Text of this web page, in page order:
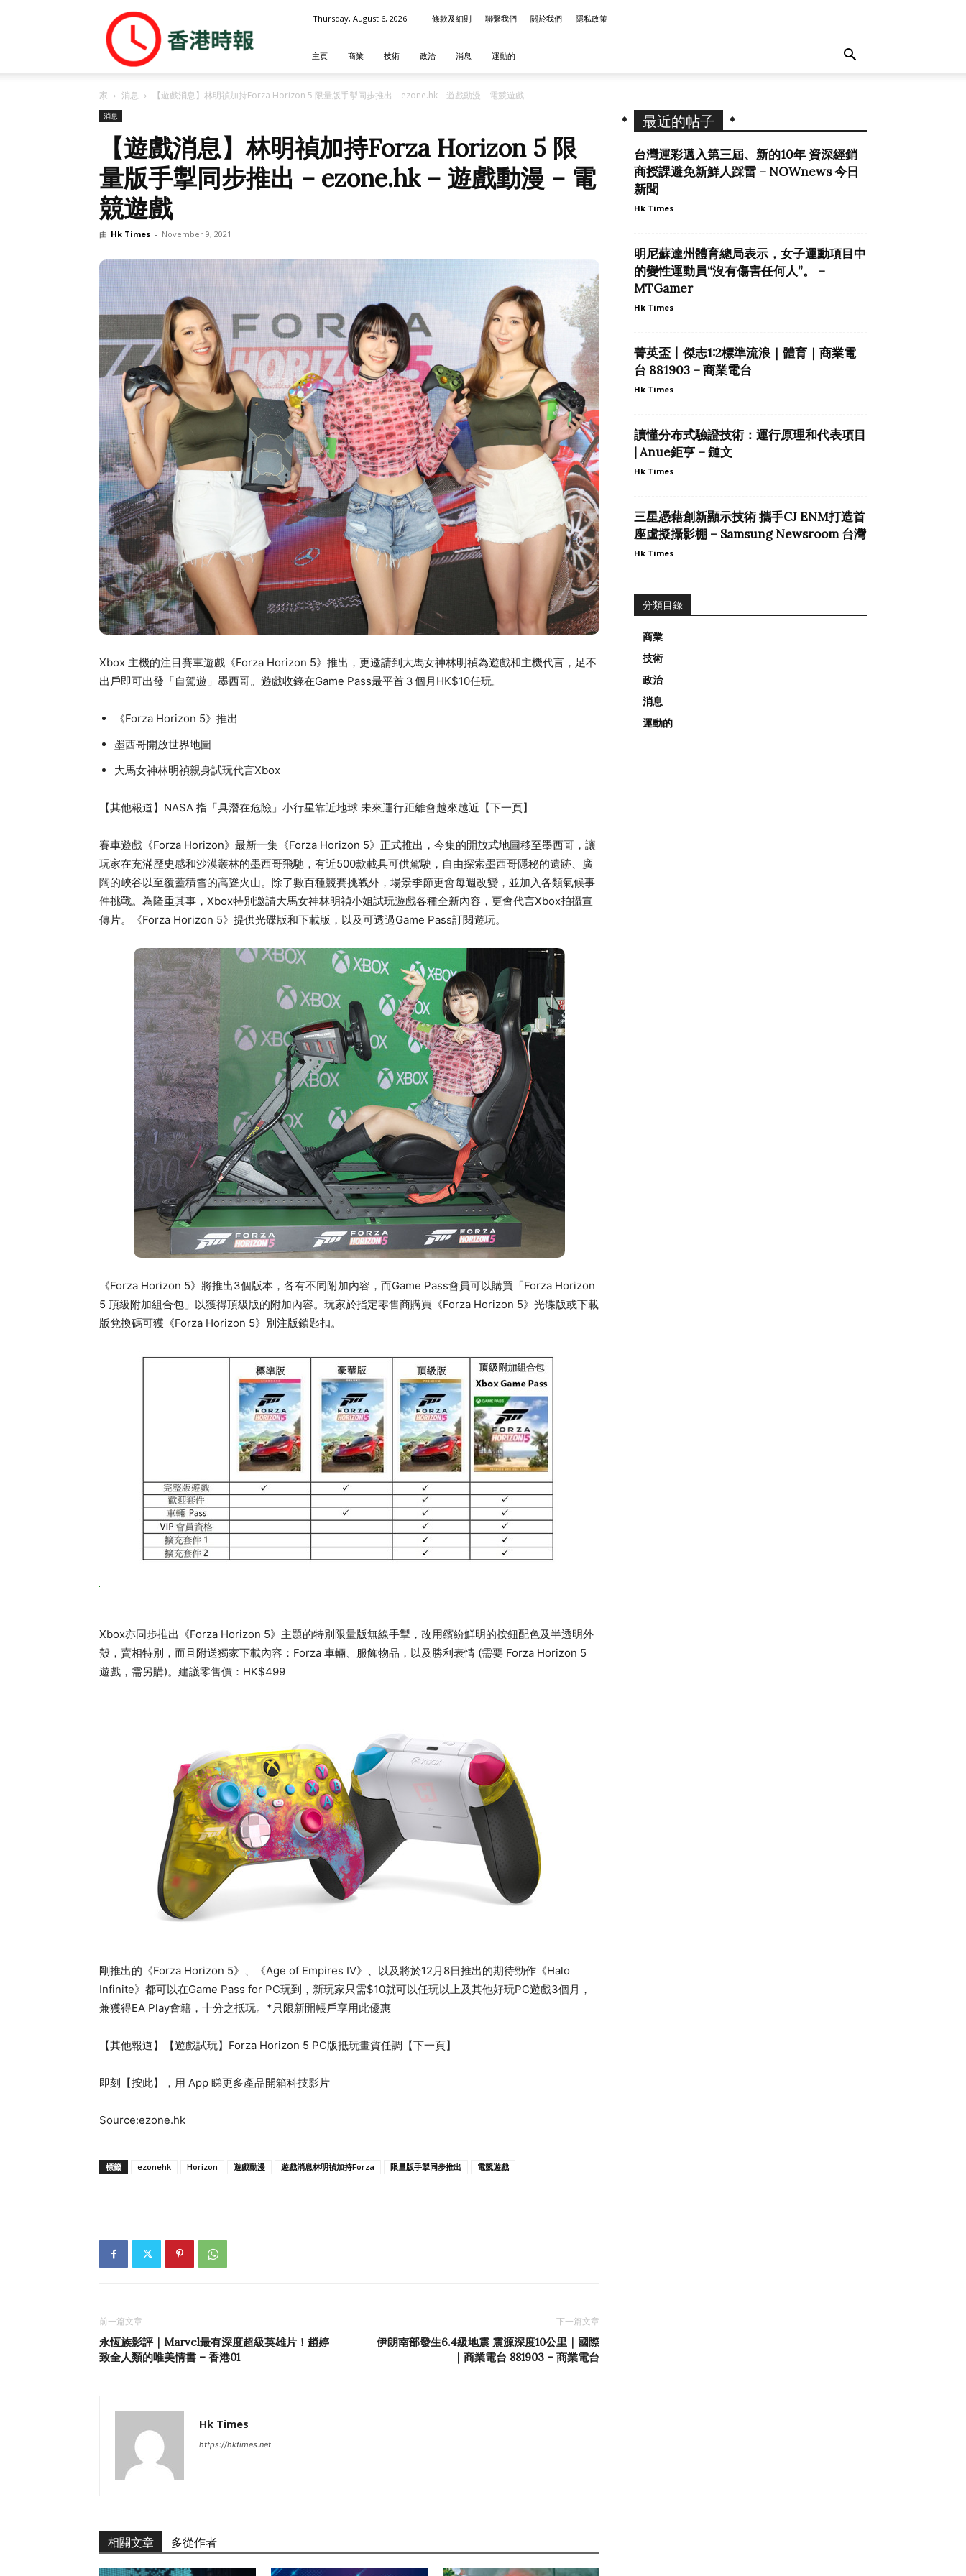
港
時
Thursday, August 6, 2026 條款及細則 聯繫我們 關於我們 隱私政策
主頁 商業 技術 政治 消息 運動的
家 消息 【遊戲消息】林明禎加持Forza Horizon 5 限量版手掣同步推出 – ezone.hk – 遊戲動漫 – 電競遊戲
消息
【遊戲消息】林明禎加持Forza Horizon 5 限
量版手掣同步推出 – ezone.hk – 遊戲動漫 – 電
競遊戲
由 Hk Times - November 9, 2021
Xbox 主機的注目賽車遊戲《Forza Horizon 5》推出，更邀請到大馬女神林明禎為遊戲和主機代言，足不
出戶即可出發「自駕遊」墨西哥。遊戲收錄在Game Pass最平首３個月HK$10任玩。
《Forza Horizon 5》推出
墨西哥開放世界地圖
大馬女神林明禎親身試玩代言Xbox
【其他報道】NASA 指「具潛在危險」小行星靠近地球 未來運行距離會越來越近【下一頁】
賽車遊戲《Forza Horizon》最新一集《Forza Horizon 5》正式推出，今集的開放式地圖移至墨西哥，讓
玩家在充滿歷史感和沙漠叢林的墨西哥飛馳，有近500款載具可供駕駛，自由探索墨西哥隱秘的遺跡、廣
闊的峽谷以至覆蓋積雪的高聳火山。除了數百種競賽挑戰外，場景季節更會每週改變，並加入各類氣候事
件挑戰。為隆重其事，Xbox特別邀請大馬女神林明禎小姐試玩遊戲各種全新內容，更會代言Xbox拍攝宣
傳片。《Forza Horizon 5》提供光碟版和下載版，以及可透過Game Pass訂閱遊玩。
《Forza Horizon 5》將推出3個版本，各有不同附加內容，而Game Pass會員可以購買「Forza Horizon
5 頂級附加組合包」以獲得頂級版的附加內容。玩家於指定零售商購買《Forza Horizon 5》光碟版或下載
版兌換碼可獲《Forza Horizon 5》別注版鎖匙扣。
Xbox亦同步推出《Forza Horizon 5》主題的特別限量版無線手掣，改用繽紛鮮明的按鈕配色及半透明外
殼，賣相特別，而且附送獨家下載內容：Forza 車輛、服飾物品，以及勝利表情 (需要 Forza Horizon 5
遊戲，需另購)。建議零售價：HK$499
剛推出的《Forza Horizon 5》、《Age of Empires IV》、以及將於12月8日推出的期待勁作《Halo
Infinite》都可以在Game Pass for PC玩到，新玩家只需$10就可以任玩以上及其他好玩PC遊戲3個月，
兼獲得EA Play會籍，十分之抵玩。*只限新開帳戶享用此優惠
【其他報道】【遊戲試玩】Forza Horizon 5 PC版抵玩畫質任調【下一頁】
即刻【按此】，用 App 睇更多產品開箱科技影片
Source:ezone.hk
標籤 ezonehk Horizon 遊戲動漫 遊戲消息林明禎加持Forza 限量版手掣同步推出 電競遊戲
前一篇文章
永恆族影評｜Marvel最有深度超級英雄片！趙婷
致全人類的唯美情書 – 香港01
下一篇文章
伊朗南部發生6.4級地震 震源深度10公里｜國際
｜商業電台 881903 – 商業電台
Hk Times
https://hktimes.net
相關文章 多從作者
最近的帖子
台灣運彩邁入第三屆、新的10年 資深經銷
商授課避免新鮮人踩雷 – NOWnews 今日
新聞
Hk Times
明尼蘇達州體育總局表示，女子運動項目中
的變性運動員“沒有傷害任何人”。 –
MTGamer
Hk Times
菁英盃丨傑志1:2標準流浪｜體育｜商業電
台 881903 – 商業電台
Hk Times
讀懂分布式驗證技術：運行原理和代表項目
| Anue鉅亨 – 鏈文
Hk Times
三星憑藉創新顯示技術 攜手CJ ENM打造首
座虛擬攝影棚 – Samsung Newsroom 台灣
Hk Times
分類目錄
商業
技術
政治
消息
運動的